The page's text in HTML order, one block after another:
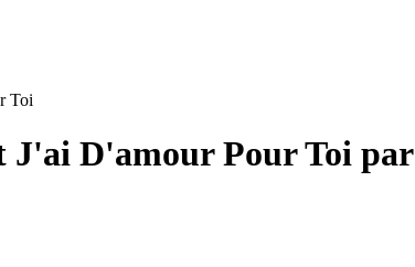
Toi
J'ai D'amour Pour Toi par